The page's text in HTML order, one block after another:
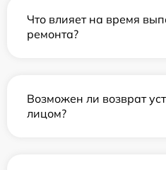
Что влияет на время
ремонта?
Возможен ли возврат
лицом?